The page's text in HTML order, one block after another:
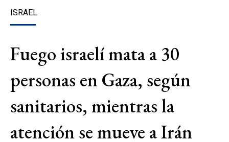
ISRAEL
Fuego israelí mata a 30
personas en Gaza, según
sanitarios, mientras la
atención se mueve a Irán